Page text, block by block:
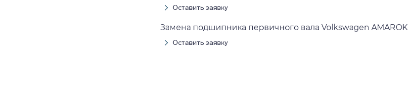
Оставить заявку
Замена подшипника первичного вала Volkswagen AMAROK
Оставить заявку